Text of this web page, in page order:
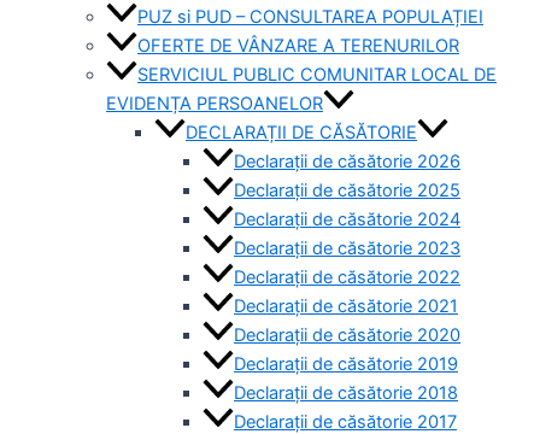
PUZ si PUD – CONSULTAREA POPULAȚIEI
OFERTE DE VÂNZARE A TERENURILOR
SERVICIUL PUBLIC COMUNITAR LOCAL DE
EVIDENȚA PERSOANELOR
DECLARAȚII DE CĂSĂTORIE
Declarații de căsătorie 2026
Declarații de căsătorie 2025
Declarații de căsătorie 2024
Declarații de căsătorie 2023
Declarații de căsătorie 2022
Declarații de căsătorie 2021
Declarații de căsătorie 2020
Declarații de căsătorie 2019
Declarații de căsătorie 2018
Declarații de căsătorie 2017